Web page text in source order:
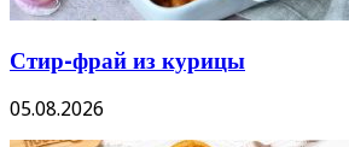
Стир-фрай из курицы
05.08.2026